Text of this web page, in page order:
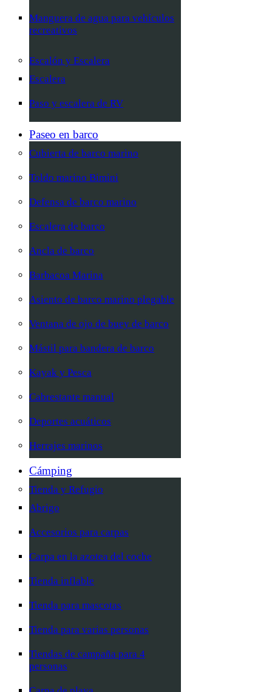
Manguera de agua para vehículos
recreativos
Escalón y Escalera
Escalera
Paso y escalera de RV
Paseo en barco
Cubierta de barco marino
Toldo marino Bimini
Defensa de barco marino
Escalera de barco
Ancla de barco
Barbacoa Marina
Asiento de barco marino plegable
Ventana de ojo de buey de barco
Mástil para bandera de barco
Kayak y Pesca
Cabrestante manual
Deportes acuáticos
Herrajes marinos
Cámping
Tienda y Refugio
Abrigo
Accesorios para carpas
Carpa en la azotea del coche
Tienda inflable
Tienda para mascotas
Tienda para varias personas
Tiendas de campaña para 4
personas